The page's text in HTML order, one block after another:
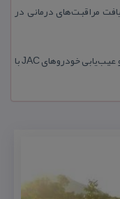
مراقبت‌های درمانی در
امداد خودرو جك در مشهد | تعمیر تخصصی و عیب‌یابی خودروهای JAC با